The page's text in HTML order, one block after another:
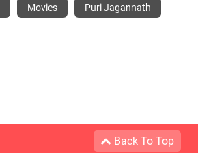
Movies Puri Jagannath
Back To Top